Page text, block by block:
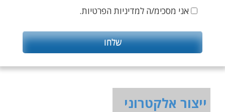
אני מסכימ/ה למדיניות הפרטיות.
ייצור אלקטרוני